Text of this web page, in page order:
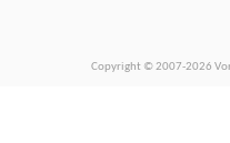
Copyright © 2007-2026